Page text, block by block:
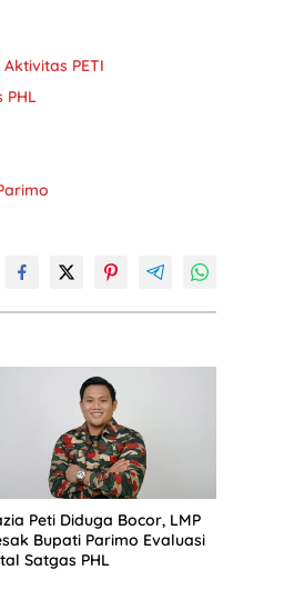
PETI
PHL
Peti Diduga Bocor, LMP
Bupati Parimo Evaluasi
Satgas PHL